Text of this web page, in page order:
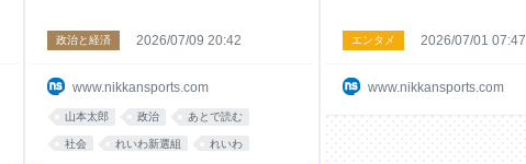
www.nikkansports.com
政治と経済 2026/07/09 20:42
山本太郎 政治 あとで読む
社会 れいわ新選組 れいわ
www.nikkansports.com
エンタメ 2026/07/01 07:47